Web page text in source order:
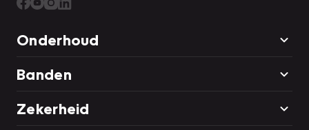
Onderhoud
Banden
Zekerheid